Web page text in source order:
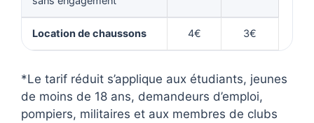
Location de chaussons 4€ 3€
*Le tarif réduit s’applique aux étudiants, jeunes
de moins de 18 ans, demandeurs d’emploi,
pompiers, militaires et aux membres de clubs